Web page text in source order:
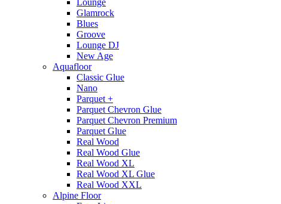
Lounge
Glamrock
Blues
Groove
Lounge DJ
New Age
Aquafloor
Classic Glue
Nano
Parquet +
Parquet Chevron Glue
Parquet Chevron Premium
Parquet Glue
Real Wood
Real Wood Glue
Real Wood XL
Real Wood XL Glue
Real Wood XXL
Alpine Floor